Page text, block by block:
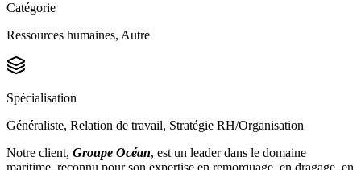
Catégorie
Ressources humaines, Autre
Spécialisation
Généraliste, Relation de travail, Stratégie RH/Organisation
Notre client, Groupe Océan, est un leader dans le domaine
maritime, reconnu pour son expertise en remorquage, en dragage, en